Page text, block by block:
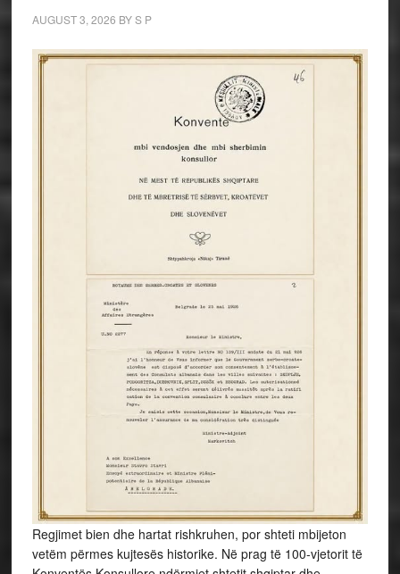
AUGUST 3, 2026 BYS P
Regjimet bien dhe hartat rishkruhen, por shteti mbijeton
vetëm përmes kujtesës historike. Në prag të 100-vjetorit të